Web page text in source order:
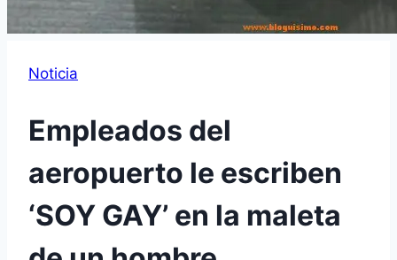
Noticia
Empleados del
aeropuerto le escriben
‘SOY GAY’ en la maleta